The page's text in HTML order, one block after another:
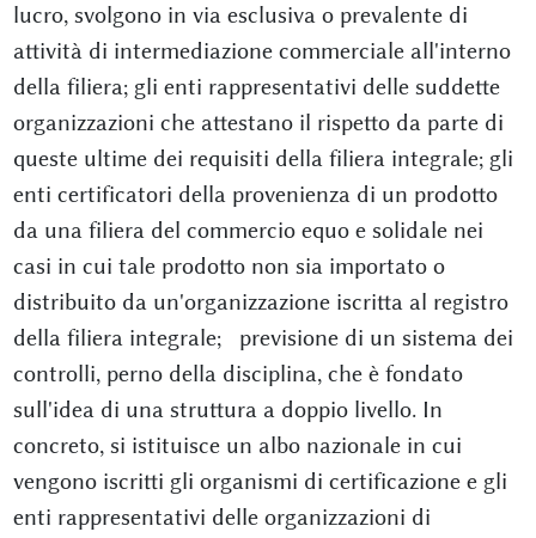
lucro, svolgono in via esclusiva o prevalente di
attività di intermediazione commerciale all'interno
della filiera; gli enti rappresentativi delle suddette
organizzazioni che attestano il rispetto da parte di
queste ultime dei requisiti della filiera integrale; gli
enti certificatori della provenienza di un prodotto
da una filiera del commercio equo e solidale nei
casi in cui tale prodotto non sia importato o
distribuito da un'organizzazione iscritta al registro
della filiera integrale; previsione di un sistema dei
controlli, perno della disciplina, che è fondato
sull'idea di una struttura a doppio livello. In
concreto, si istituisce un albo nazionale in cui
vengono iscritti gli organismi di certificazione e gli
enti rappresentativi delle organizzazioni di